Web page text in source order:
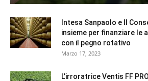
Intesa Sanpaolo e Il
insieme per finanziare le
con il pegno rotativo
Marzo 17, 2023
L’irroratrice Ventis FF